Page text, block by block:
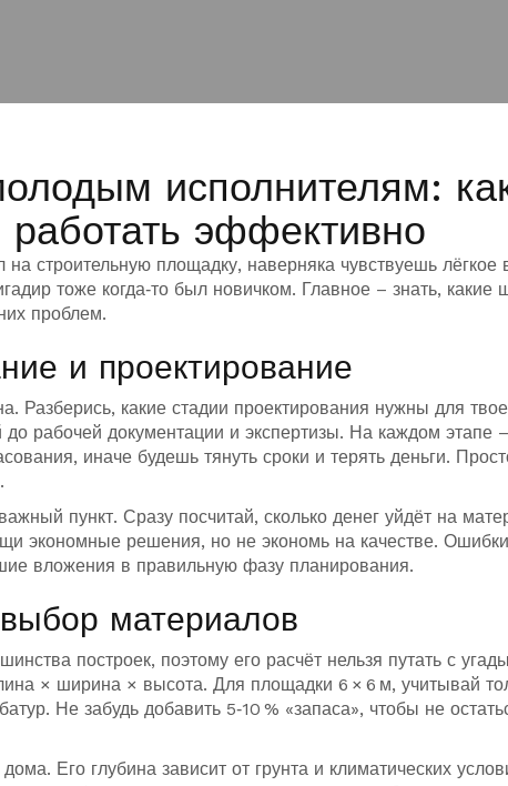
исполнителям:
эффективно
на строительную площадку, наверняка чувствуешь
тоже когда‑то был новичком. Главное – знать, какие
проблем.
и проектирование
Разберись, какие стадии проектирования нужны для
рабочей документации и экспертизы. На каждом этапе
иначе будешь тянуть сроки и терять деньги.
пункт. Сразу посчитай, сколько денег уйдёт на
экономные решения, но не экономь на качестве. Ошибки
вложения в правильную фазу планирования.
материалов
построек, поэтому его расчёт нельзя путать с
× ширина × высота. Для площадки 6 × 6 м, учитывай
Не забудь добавить 5‑10 % «запаса», чтобы не
Его глубина зависит от грунта и климатических